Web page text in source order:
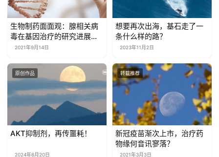
生物制药面面观：腺相关病
毒在基因治疗的研究进展和
未来应用
2021年9月14日
想要再次出海，基石走了一
条什么样的路？
2023年11月2日
原创作品
AKT抑制剂，再传噩耗！
2024年6月20日
转载推荐
新冠疫苗渐次上市，治疗药
物缘何音讯寥落？
2021年3月3日